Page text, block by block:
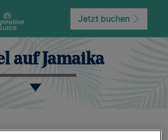
Jetzt buchen
auf Jamaika